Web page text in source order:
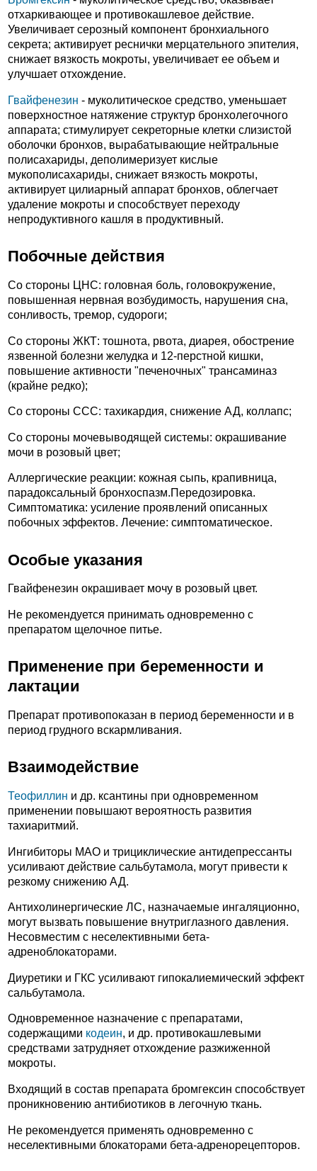
отхаркивающее и противокашлевое действие.
Увеличивает серозный компонент бронхиального
секрета; активирует реснички мерцательного эпителия,
снижает вязкость мокроты, увеличивает ее объем и
улучшает отхождение.
Гвайфенезин - муколитическое средство, уменьшает
поверхностное натяжение структур бронхолегочного
аппарата; стимулирует секреторные клетки слизистой
оболочки бронхов, вырабатывающие нейтральные
полисахариды, деполимеризует кислые
мукополисахариды, снижает вязкость мокроты,
активирует цилиарный аппарат бронхов, облегчает
удаление мокроты и способствует переходу
непродуктивного кашля в продуктивный.
Побочные действия
Со стороны ЦНС: головная боль, головокружение,
повышенная нервная возбудимость, нарушения сна,
сонливость, тремор, судороги;
Со стороны ЖКТ: тошнота, рвота, диарея, обострение
язвенной болезни желудка и 12-перстной кишки,
повышение активности "печеночных" трансаминаз
(крайне редко);
Со стороны ССС: тахикардия, снижение АД, коллапс;
Со стороны мочевыводящей системы: окрашивание
мочи в розовый цвет;
Аллергические реакции: кожная сыпь, крапивница,
парадоксальный бронхоспазм.Передозировка.
Симптоматика: усиление проявлений описанных
побочных эффектов. Лечение: симптоматическое.
Особые указания
Гвайфенезин окрашивает мочу в розовый цвет.
Не рекомендуется принимать одновременно с
препаратом щелочное питье.
Применение при беременности и
лактации
Препарат противопоказан в период беременности и в
период грудного вскармливания.
Взаимодействие
Теофиллин и др. ксантины при одновременном
применении повышают вероятность развития
тахиаритмий.
Ингибиторы МАО и трициклические антидепрессанты
усиливают действие сальбутамола, могут привести к
резкому снижению АД.
Антихолинергические ЛС, назначаемые ингаляционно,
могут вызвать повышение внутриглазного давления.
Несовместим с неселективными бета-
адреноблокаторами.
Диуретики и ГКС усиливают гипокалиемический эффект
сальбутамола.
Одновременное назначение с препаратами,
содержащими кодеин, и др. противокашлевыми
средствами затрудняет отхождение разжиженной
мокроты.
Входящий в состав препарата бромгексин способствует
проникновению антибиотиков в легочную ткань.
Не рекомендуется применять одновременно с
неселективными блокаторами бета-адренорецепторов.